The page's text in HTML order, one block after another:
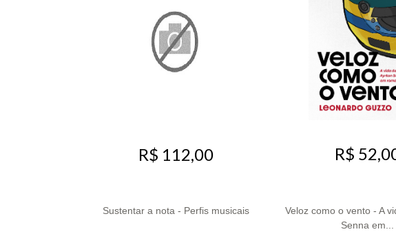
R$ 112,00
Sustentar a nota - Perfis musicais
R$
Veloz como o vento - A
Senna em...